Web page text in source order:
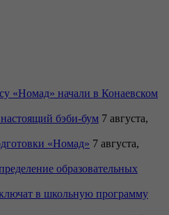
«Номад» начали в Конаевском
бэби-бум 7 августа,
«Номад» 7 августа,
образовательных
в школьную программу